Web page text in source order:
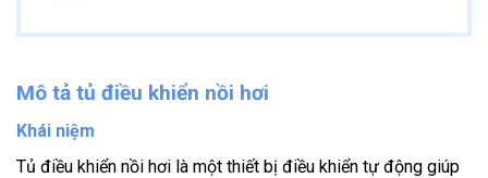
Mô tả tủ điều khiển nồi hơi
Khái niệm
Tủ điều khiển nồi hơi là một thiết bị điều khiển tự động giúp